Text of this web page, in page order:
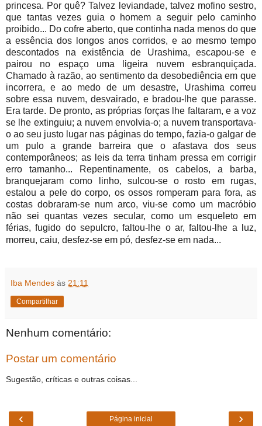
princesa. Por quê? Talvez leviandade, talvez mofino sestro,
que tantas vezes guia o homem a seguir pelo caminho
proibido... Do cofre aberto, que continha nada menos do que
a essência dos longos anos corridos, e ao mesmo tempo
descontados na existência de Urashima, escapou-se e
pairou no espaço uma ligeira nuvem esbranquiçada.
Chamado à razão, ao sentimento da desobediência em que
incorrera, e ao medo de um desastre, Urashima correu
sobre essa nuvem, desvairado, e bradou-lhe que parasse.
Era tarde. De pronto, as próprias forças lhe faltaram, e a voz
se lhe extinguiu; a nuvem envolvia-o; a nuvem transportava-
o ao seu justo lugar nas páginas do tempo, fazia-o galgar de
um pulo a grande barreira que o afastava dos seus
contemporâneos; as leis da terra tinham pressa em corrigir
erro tamanho... Repentinamente, os cabelos, a barba,
branquejaram como linho, sulcou-se o rosto em rugas,
estalou a pele do corpo, os ossos romperam para fora, as
costas dobraram-se num arco, viu-se como um macróbio
não sei quantas vezes secular, como um esqueleto em
férias, fugido do sepulcro, faltou-lhe o ar, faltou-lhe a luz,
morreu, caiu, desfez-se em pó, desfez-se em nada...
Iba Mendes às 21:11
Compartilhar
Nenhum comentário:
Postar um comentário
Sugestão, críticas e outras coisas...
‹ ›
Página inicial